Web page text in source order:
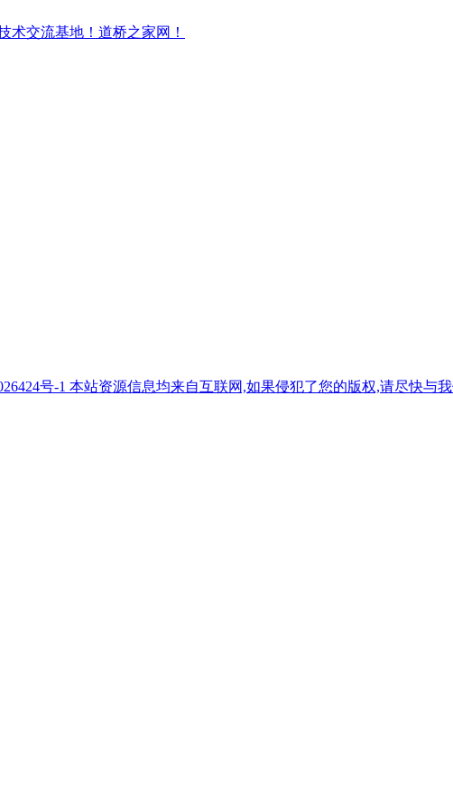
号-1 本站资源信息均来自互联网,如果侵犯了您的版权,请尽快与我